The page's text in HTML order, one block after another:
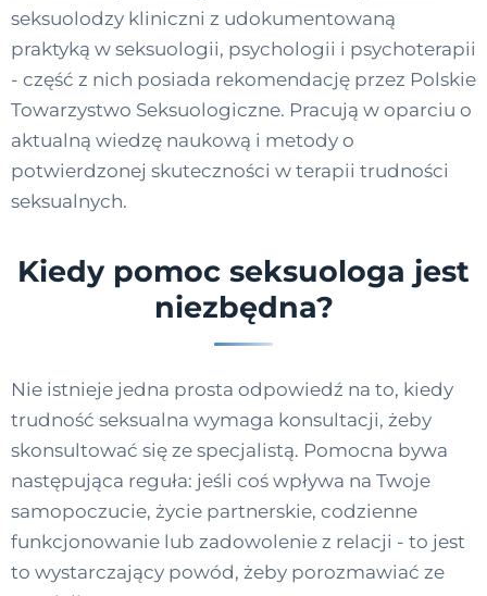
seksuolodzy kliniczni z udokumentowaną
praktyką w seksuologii, psychologii i psychoterapii
- część z nich posiada rekomendację przez Polskie
Towarzystwo Seksuologiczne. Pracują w oparciu o
aktualną wiedzę naukową i metody o
potwierdzonej skuteczności w terapii trudności
seksualnych.
Kiedy pomoc seksuologa jest
niezbędna?
Nie istnieje jedna prosta odpowiedź na to, kiedy
trudność seksualna wymaga konsultacji, żeby
skonsultować się ze specjalistą. Pomocna bywa
następująca reguła: jeśli coś wpływa na Twoje
samopoczucie, życie partnerskie, codzienne
funkcjonowanie lub zadowolenie z relacji - to jest
to wystarczający powód, żeby porozmawiać ze